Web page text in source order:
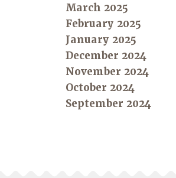
March 2025
February 2025
January 2025
December 2024
November 2024
October 2024
September 2024